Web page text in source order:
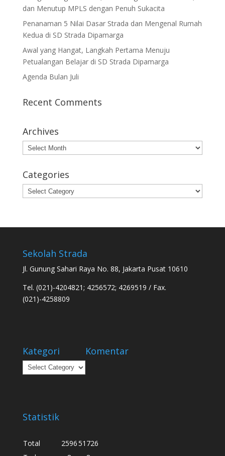
dan Menutup MPLS dengan Penuh Sukacita
Penanaman 5 Nilai Dasar Strada dan Mengenal Rumah
Kedua di SD Strada Dipamarga
Awal yang Hangat, Langkah Pertama Menuju
Petualangan Belajar di SD Strada Dipamarga
Agenda Bulan Juli
Recent Comments
Archives
Archives
Categories
Categories
Sekolah Strada
Jl. Gunung Sahari Raya No. 88, Jakarta Pusat 10610
Tel. (021)-4204821; 4256572; 4269519 / Fax.
(021)-4258809
Kategori
Kategori
Komentar
Statistik
Total 259651726